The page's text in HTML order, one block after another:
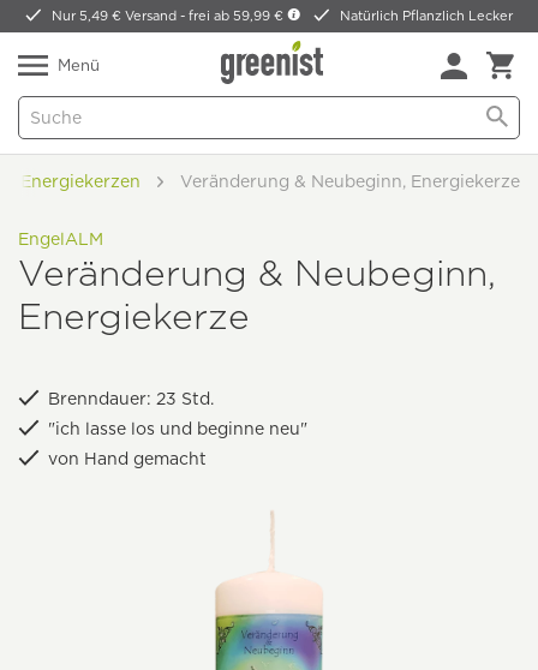
Nur 5,49 € Versand -frei ab 59,99 € Natürlich Pflanzlich Lecker
Menü
Energiekerzen Veränderung & Neubeginn, Energiekerze
EngelALM
Veränderung & Neubeginn,
Energiekerze
Brenndauer: 23 Std.
"ich lasse los und beginne neu"
von Hand gemacht